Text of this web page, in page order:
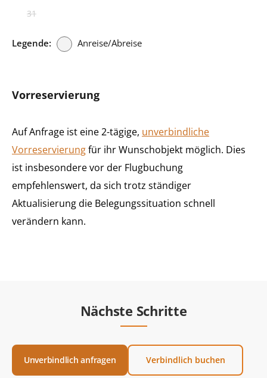
31
Legende: Anreise/Abreise
Vorreservierung
Auf Anfrage ist eine 2-tägige, unverbindliche
Vorreservierungfür ihr Wunschobjekt möglich. Dies
ist insbesondere vor der Flugbuchung
empfehlenswert, da sich trotz ständiger
Aktualisierung die Belegungssituation schnell
verändern kann.
Nächste Schritte
Unverbindlich anfragen Verbindlich buchen